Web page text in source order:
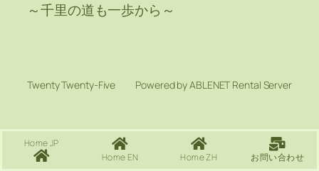
～千里の道も一歩から～
Twenty Twenty-Five Powered by ABLENET Rental Server
Home JP
Home EN
Home ZH お問い合わせ